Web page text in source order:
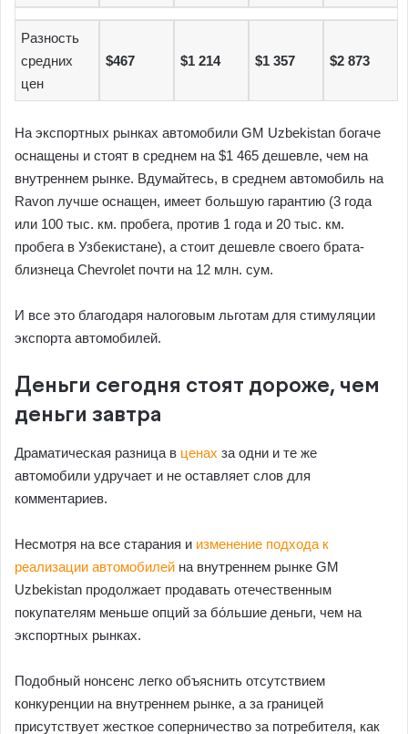
Разность
средних
цен
$467 $1 214 $1 357 $2 873
На экспортных рынках автомобили GM Uzbekistan богаче
оснащены и стоят в среднем на $1 465 дешевле, чем на
внутреннем рынке. Вдумайтесь, в среднем автомобиль на
Ravon лучше оснащен, имеет большую гарантию (3 года
или 100 тыс. км. пробега, против 1 года и 20 тыс. км.
пробега в Узбекистане), а стоит дешевле своего брата-
близнеца Chevrolet почти на 12 млн. сум.
И все это благодаря налоговым льготам для стимуляции
экспорта автомобилей.
Деньги сегодня стоят дороже, чем
деньги завтра
Драматическая разница в ценах за одни и те же
автомобили удручает и не оставляет слов для
комментариев.
Несмотря на все старания и изменение подхода к
реализации автомобилей на внутреннем рынке GM
Uzbekistan продолжает продавать отечественным
покупателям меньше опций за бо́льшие деньги, чем на
экспортных рынках.
Подобный нонсенс легко объяснить отсутствием
конкуренции на внутреннем рынке, а за границей
присутствует жесткое соперничество за потребителя, как